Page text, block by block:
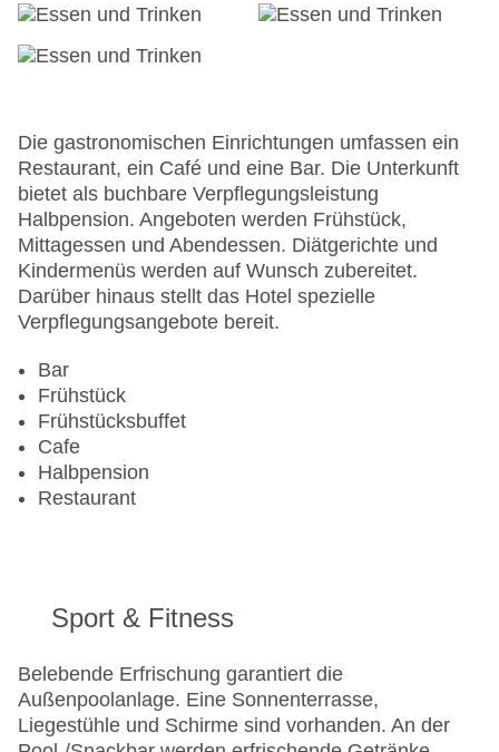
Minimarkt
Zimmerservice
Gesamtanzahl der Zimmer: 40
Pools:Outdoor Pool, Sonnenschirme am Pool,
Liegen am Pool
Zahlungsarten: Mastercard, Visa
Landeskategorie: 3 Sterne
Die gastronomischen Einrichtungen umfassen ein
Restaurant, ein Café und eine Bar. Die Unterkunft
bietet als buchbare Verpflegungsleistung
Halbpension. Angeboten werden Frühstück,
Mittagessen und Abendessen. Diätgerichte und
Kindermenüs werden auf Wunsch zubereitet.
Darüber hinaus stellt das Hotel spezielle
Verpflegungsangebote bereit.
Bar
Frühstück
Frühstücksbuffet
Cafe
Halbpension
Restaurant
Sport & Fitness
Belebende Erfrischung garantiert die
Außenpoolanlage. Eine Sonnenterrasse,
Liegestühle und Schirme sind vorhanden. An der